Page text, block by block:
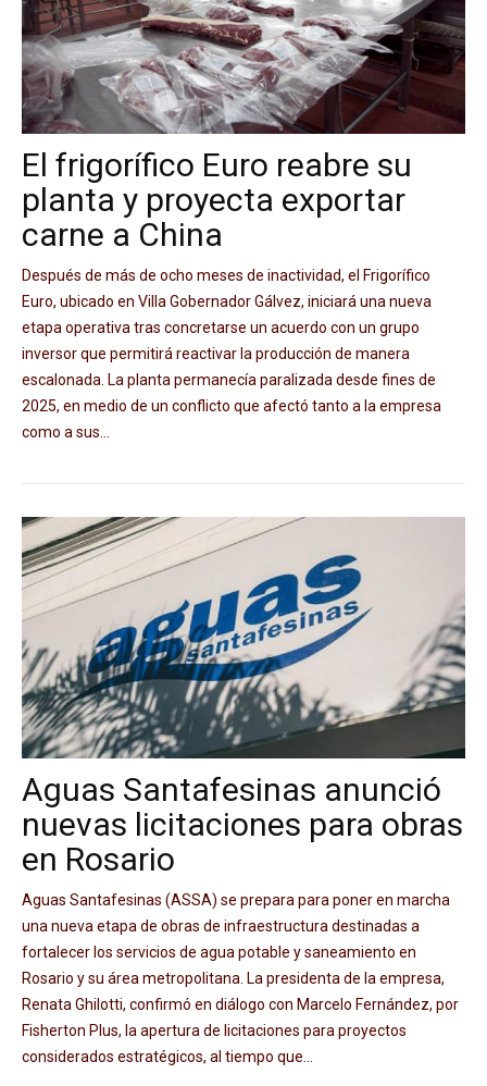
El frigorífico Euro reabre su
planta y proyecta exportar
carne a China
Después de más de ocho meses de inactividad, el Frigorífico
Euro, ubicado en Villa Gobernador Gálvez, iniciará una nueva
etapa operativa tras concretarse un acuerdo con un grupo
inversor que permitirá reactivar la producción de manera
escalonada. La planta permanecía paralizada desde fines de
2025, en medio de un conflicto que afectó tanto a la empresa
como a sus...
Aguas Santafesinas anunció
nuevas licitaciones para obras
en Rosario
Aguas Santafesinas (ASSA) se prepara para poner en marcha
una nueva etapa de obras de infraestructura destinadas a
fortalecer los servicios de agua potable y saneamiento en
Rosario y su área metropolitana. La presidenta de la empresa,
Renata Ghilotti, confirmó en diálogo con Marcelo Fernández, por
Fisherton Plus, la apertura de licitaciones para proyectos
considerados estratégicos, al tiempo que...